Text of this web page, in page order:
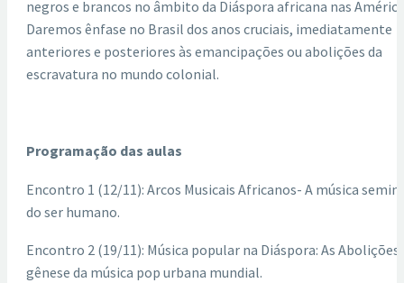
negros e brancos no âmbito da Diáspora africana nas
Daremos ênfase no Brasil dos anos cruciais, imediatamente
anteriores e posteriores às emancipações ou abolições da
escravatura no mundo colonial.
Programação das aulas
Encontro 1 (12/11): Arcos Musicais Africanos- A música
do ser humano.
Encontro 2 (19/11): Música popular na Diáspora: As Abolições
gênese da música pop urbana mundial.